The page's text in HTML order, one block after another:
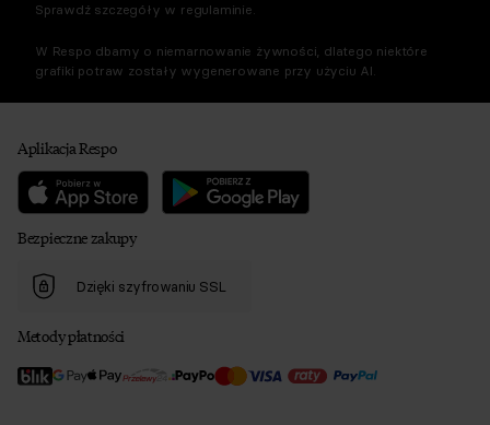
Sprawdź szczegóły w regulaminie.
W Respo dbamy o niemarnowanie żywności, dlatego niektóre
grafiki potraw zostały wygenerowane przy użyciu AI.
Aplikacja Respo
Bezpieczne zakupy
Dzięki szyfrowaniu SSL
Metody płatności